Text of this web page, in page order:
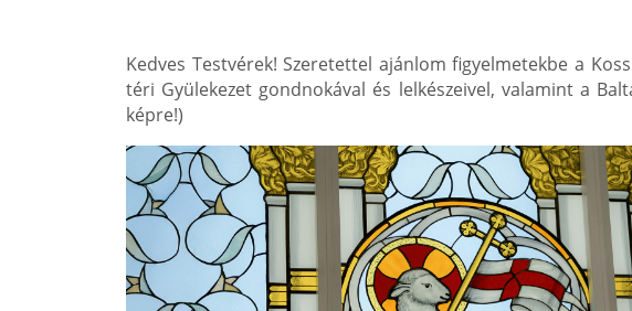
Kedves Testvérek! Szeretettel ajánlom figyelmetekbe a
téri Gyülekezet gondnokával és lelkészeivel, valamint a
képre!)